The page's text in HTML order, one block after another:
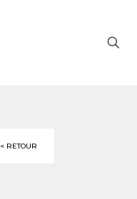
< RETOUR